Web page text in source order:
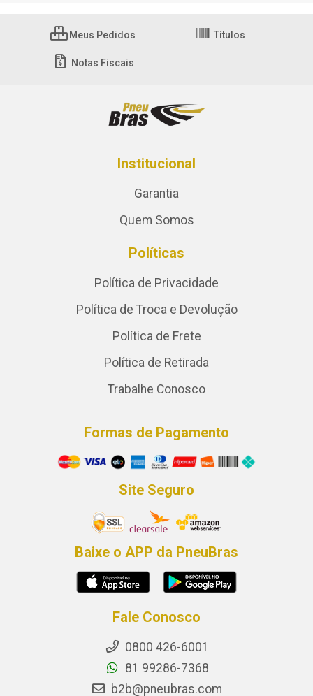
Meus Pedidos Títulos
Notas Fiscais
Institucional
Garantia
Quem Somos
Políticas
Política de Privacidade
Política de Troca e Devolução
Política de Frete
Política de Retirada
Trabalhe Conosco
Formas de Pagamento
Site Seguro
Baixe o APP da PneuBras
Fale Conosco
0800 426-6001
81 99286-7368
b2b@pneubras.com